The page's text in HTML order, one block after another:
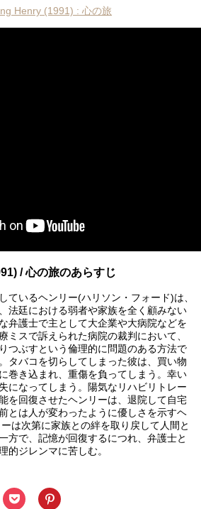
Henry (1991) : 心の旅
/ 心の旅のあらすじ
ているヘンリー(ハリソン・フォード)は、
法廷における弱者や家族を全く顧みない
弁護士で主として大企業や大病院などを
ミスで訴えられた病院の裁判において、
つぶすという倫理的に問題のある方法で
タバコを切らしてしまった彼は、買い物
巻き込まれ、重傷を負ってしまう。幸い
になってしまう。陽気なリハビリトレー
を回復させたヘンリーは、退院して自宅
とは人が変わったように優しさを示すヘ
は次第に家族との絆を取り戻して人間と
方で、記憶が回復するにつれ、弁護士と
的ジレンマに苦しむ。